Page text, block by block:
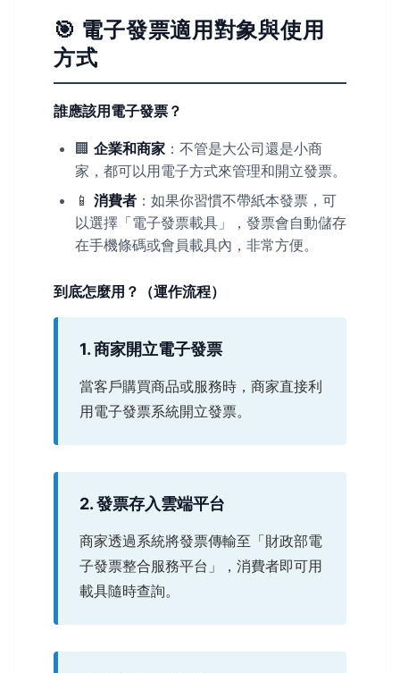
🎯 電子發票適用對象與使用
方式
誰應該用電子發票？
🏢 企業和商家 ：不管是大公司還是小商
家，都可以用電子方式來管理和開立發票。
📱 消費者 ：如果你習慣不帶紙本發票，可
以選擇「電子發票載具」，發票會自動儲存
在手機條碼或會員載具內，非常方便。
到底怎麼用？（運作流程）
1. 商家開立電子發票
當客戶購買商品或服務時，商家直接利
用電子發票系統開立發票。
2. 發票存入雲端平台
商家透過系統將發票傳輸至「財政部電
子發票整合服務平台」，消費者即可用
載具隨時查詢。